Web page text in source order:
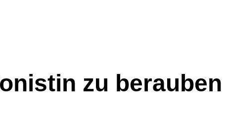
zu berauben